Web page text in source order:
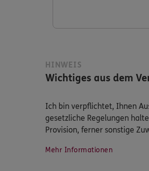
HINWEIS
Wichtiges aus dem
Ich bin verpflichtet, Ihnen
gesetzliche Regelungen
Provision, ferner sonstige
Mehr Informationen